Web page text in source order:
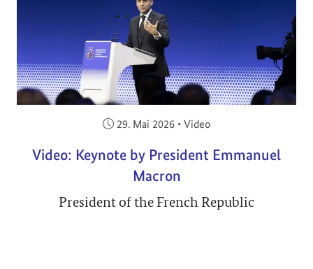
Veröffentlicht am:
29. Mai 2026 • Video
Video: Keynote by President Emmanuel
Macron
President of the French Republic